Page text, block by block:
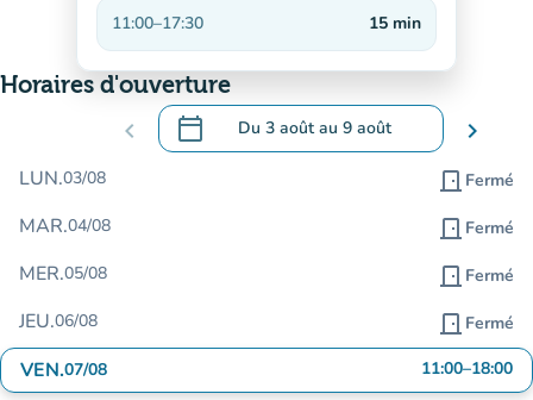
11:00–17:30 15 min
Horaires d'ouverture
chevron_left calendar_today Du 3 aoûtau 9 août
.Ouvrir le calendrier pour changer de
chevron_right
LUN.03/08 door_front Fermé
MAR.04/08 door_front Fermé
MER.05/08 door_front Fermé
JEU.06/08 door_front Fermé
VEN.07/08 11:00–18:00